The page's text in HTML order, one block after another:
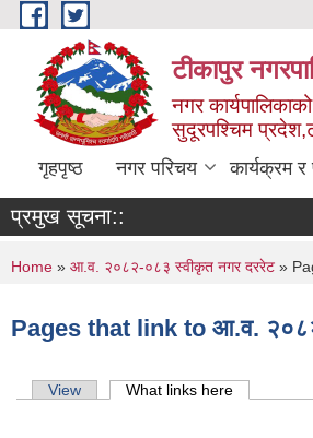
Skip to main content
टीकापुर
नगर
सुदूरपश्चिम
गृहपृष्ठ नगर परिचय कार्यक्रम र
प्रमुख सूचना::
You are here
Home » आ.व. २०८२-०८३ स्वीकृत नगर दररेट »
Pages that link to आ.व.
Primary tabs
View What links here